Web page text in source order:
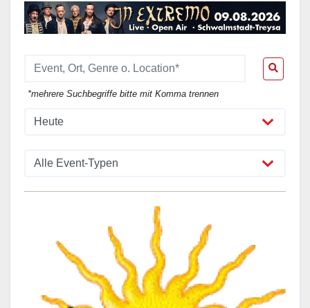
*mehrere Suchbegriffe bitte mit Komma trennen